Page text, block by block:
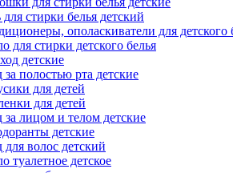
для стирки белья детский
ополаскиватели для детского
для стирки детского белья
детские
за полостью рта детские
для детей
для детей
за лицом и телом детские
детские
для волос детский
туалетное детское